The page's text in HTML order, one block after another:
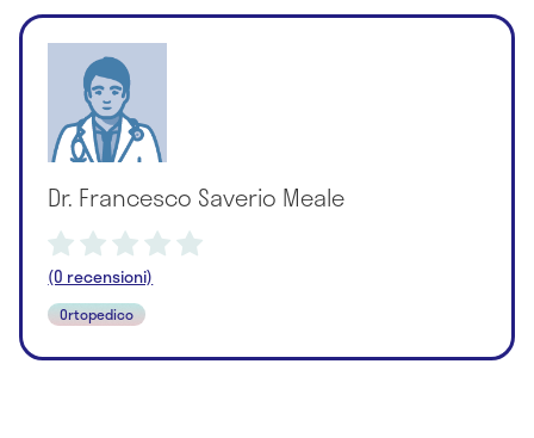
Dr. Francesco Saverio Meale
(0 recensioni)
Ortopedico